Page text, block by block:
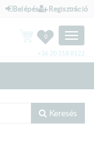
Belépés Regisztráció
Toggle
0
+36 20 318 8122
Keresés